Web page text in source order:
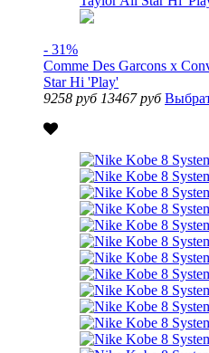
- 31%
Comme Des Garcons x
Star Hi 'Play'
9258 руб 13467 руб